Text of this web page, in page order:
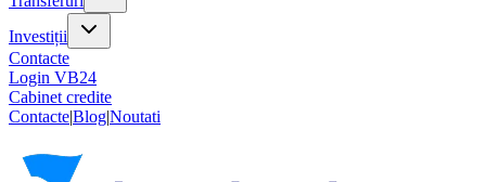
Investiții
Contacte
Login VB24
Cabinet credite
Contacte|Blog|Noutati